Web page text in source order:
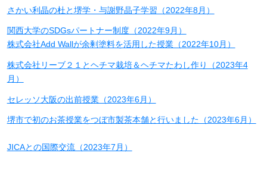
さかい利晶の杜と堺学・与謝野晶子学習（2022年8月）
関西大学のSDGsパートナー制度（2022年9月）
株式会社Add Wallが余剰塗料を活用した授業（2022年10月）
株式会社リーブ２１とヘチマ栽培＆ヘチマたわし作り（2023年4
月）
セレッソ大阪の出前授業（2023年6月）
堺市で初のお茶授業をつぼ市製茶本舗と行いました（2023年6月）
JICAとの国際交流（2023年7月）